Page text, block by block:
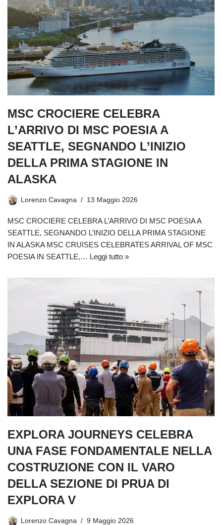
MSC CROCIERE CELEBRA
L’ARRIVO DI MSC POESIA A
SEATTLE, SEGNANDO L’INIZIO
DELLA PRIMA STAGIONE IN
ALASKA
Lorenzo Cavagna 13 Maggio 2026
MSC CROCIERE CELEBRA L’ARRIVO DI MSC POESIA A
SEATTLE, SEGNANDO L’INIZIO DELLA PRIMA STAGIONE
IN ALASKA MSC CRUISES CELEBRATES ARRIVAL OF MSC
POESIA IN SEATTLE,… Leggi tutto »
EXPLORA JOURNEYS CELEBRA
UNA FASE FONDAMENTALE NELLA
COSTRUZIONE CON IL VARO
DELLA SEZIONE DI PRUA DI
EXPLORA V
Lorenzo Cavagna 9 Maggio 2026